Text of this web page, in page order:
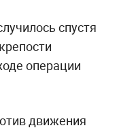
спустя
операции
движения